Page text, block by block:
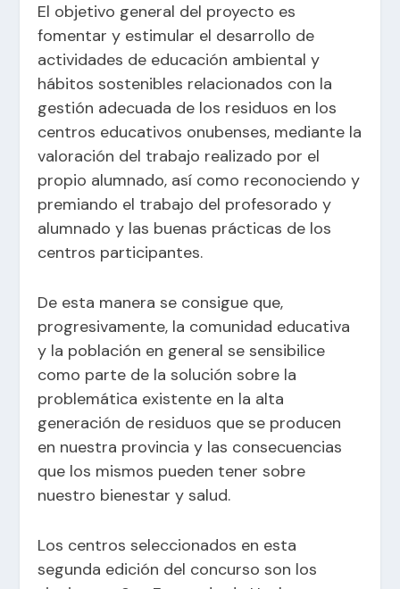
El objetivo general del proyecto es
fomentar y estimular el desarrollo de
actividades de educación ambiental y
hábitos sostenibles relacionados con la
gestión adecuada de los residuos en los
centros educativos onubenses, mediante la
valoración del trabajo realizado por el
propio alumnado, así como reconociendo y
premiando el trabajo del profesorado y
alumnado y las buenas prácticas de los
centros participantes.
De esta manera se consigue que,
progresivamente, la comunidad educativa
y la población en general se sensibilice
como parte de la solución sobre la
problemática existente en la alta
generación de residuos que se producen
en nuestra provincia y las consecuencias
que los mismos pueden tener sobre
nuestro bienestar y salud.
Los centros seleccionados en esta
segunda edición del concurso son los